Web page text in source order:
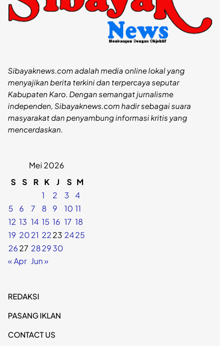
Sibayaknews.com adalah media online lokal yang
menyajikan berita terkini dan terpercaya seputar
Kabupaten Karo. Dengan semangat jurnalisme
independen, Sibayaknews.com hadir sebagai suara
masyarakat dan penyambung informasi kritis yang
mencerdaskan.
Mei 2026
S
S R K J S M
1
2 3
4
5
6 7 8 9 10 11
12 13 14 15 16 17 18
19 2021 2223 2425
2627 282930
« Apr Jun »
REDAKSI
PASANG IKLAN
CONTACT US